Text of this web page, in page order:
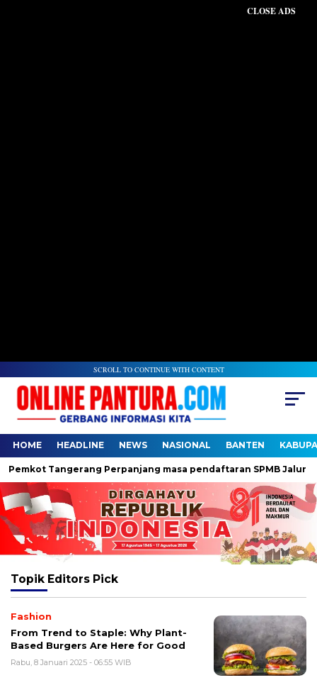
CLOSE ADS
SCROLL TO CONTINUE WITH CONTENT
HOME HEADLINE NEWS NASIONAL BANTEN
Tangerang Perpanjang masa pendaftaran SPMB Jalur
Topik Editors Pick
Fashion
From Trend to Staple: Why Plant-
Based Burgers Are Here for Good
Rabu, 8 Januari 2025 - 06:55 WIB